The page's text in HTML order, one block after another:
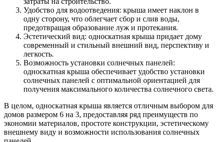
Удобство для водоотведения: крыша имеет наклон в
одну сторону, что облегчает сбор и слив воды,
предотвращая образование луж и протекания.
Эстетический вид: односкатная крыша придает дому
современный и стильный внешний вид, перспективу и
легкость.
Возможность установки солнечных панелей:
односкатная крыша обеспечивает удобство установки
солнечных панелей с оптимальной ориентацией для
получения максимального количества солнечного света.
В целом, односкатная крыша является отличным выбором для
домов размером 6 на 3, предоставляя ряд преимуществ по
экономии материалов, простоте конструкции, эстетическому
внешнему виду и возможности использования солнечных